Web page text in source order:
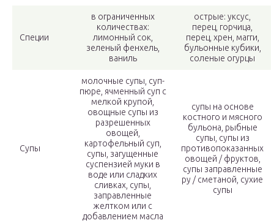
Специи
в ограниченных
количествах:
лимонный сок,
зеленый фенхель,
ваниль
острые: уксус,
перец, горчица,
перец, хрен, магги,
бульонные кубики,
соленые огурцы
Супы
молочные супы, суп-
пюре, ячменный суп с
мелкой крупой,
овощные супы из
разрешенных
овощей,
картофельный суп,
супы, загущенные
суспензией муки в
воде или сладких
сливках, супы,
заправленные
желтком или с
добавлением масла
супы на основе
костного и мясного
бульона, рыбные
супы, супы из
противопоказанных
овощей / фруктов,
супы заправленные
ру / сметаной, сухие
супы